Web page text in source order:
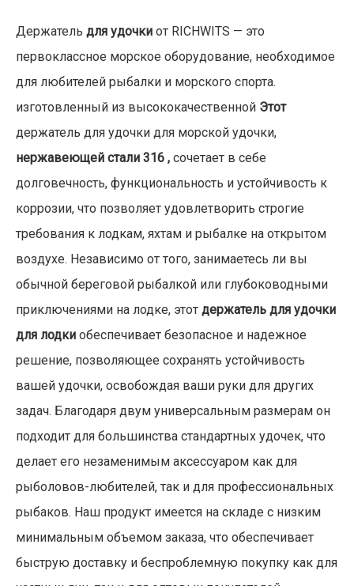
Держатель для удочки от RICHWITS — это
первоклассное морское оборудование, необходимое
для любителей рыбалки и морского спорта.
изготовленный из высококачественной Этот
держатель для удочки для морской удочки,
нержавеющей стали 316 , сочетает в себе
долговечность, функциональность и устойчивость к
коррозии, что позволяет удовлетворить строгие
требования к лодкам, яхтам и рыбалке на открытом
воздухе. Независимо от того, занимаетесь ли вы
обычной береговой рыбалкой или глубоководными
приключениями на лодке, этот держатель для удочки
для лодки обеспечивает безопасное и надежное
решение, позволяющее сохранять устойчивость
вашей удочки, освобождая ваши руки для других
задач. Благодаря двум универсальным размерам он
подходит для большинства стандартных удочек, что
делает его незаменимым аксессуаром как для
рыболовов-любителей, так и для профессиональных
рыбаков. Наш продукт имеется на складе с низким
минимальным объемом заказа, что обеспечивает
быструю доставку и беспроблемную покупку как для